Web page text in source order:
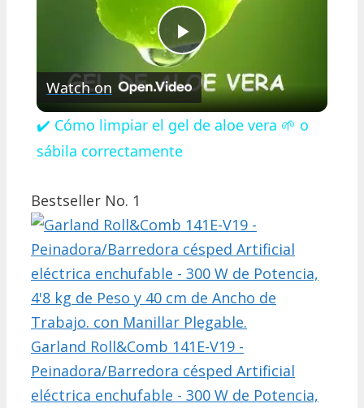
Play
Video
Watch on
✔️ Cómo limpiar el gel de aloe vera 🌱 o
sábila correctamente
Bestseller No. 1
Garland Roll&Comb 141E-V19 -
Peinadora/Barredora césped Artificial
eléctrica enchufable - 300 W de Potencia,